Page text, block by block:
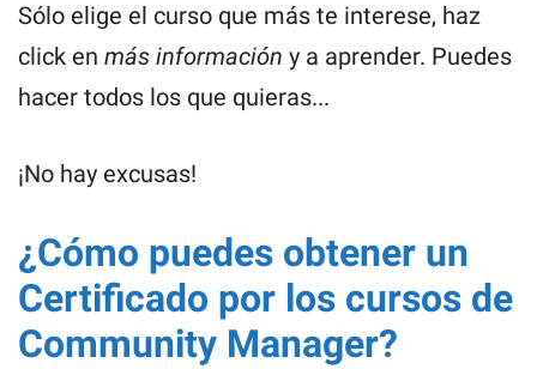
Sólo elige el curso que más te interese, haz
click en más información y a aprender. Puedes
hacer todos los que quieras...
¡No hay excusas!
¿Cómo puedes obtener un
Certificado por los cursos de
Community Manager?